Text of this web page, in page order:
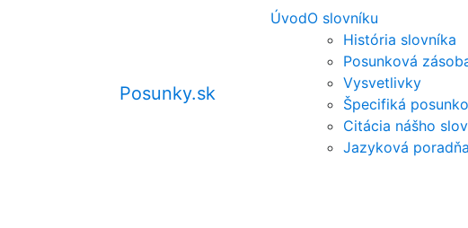
Posunky.sk
ÚvodO slovníku
História slovníka
Posunková
Vysvetlivky
Špecifiká
Citácia nášho
Jazyková poradňa